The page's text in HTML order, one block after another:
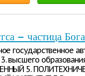
– частица Бога
государственное
высшего
5.